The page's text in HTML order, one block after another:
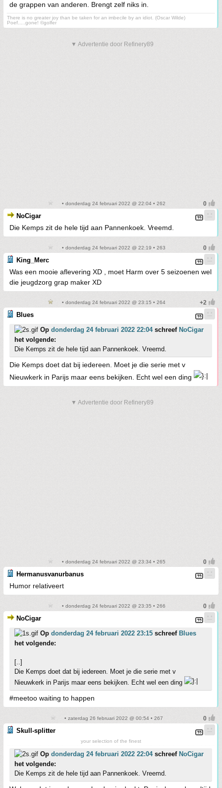
de grappen van anderen. Brengt zelf niks in.
There is no greater joy than be taken for an imbecile by an idiot. (Oscar Wilde)
Poef.....gone! ©golfer
▼ Advertentie door Refinery89
• donderdag 24 februari 2022 @ 22:04 • 262
NoCigar
Die Kemps zit de hele tijd aan Pannenkoek. Vreemd.
• donderdag 24 februari 2022 @ 22:19 • 263
King_Merc
Was een mooie aflevering XD , moet Harm over 5 seizoenen wel
die jeugdzorg grap maker XD
• donderdag 24 februari 2022 @ 23:15 • 264
Blues
Op donderdag 24 februari 2022 22:04schreef NoCigar
het volgende:
Die Kemps zit de hele tijd aan Pannenkoek. Vreemd.
Die Kemps doet dat bij iedereen. Moet je die serie met v
Nieuwkerk in Parijs maar eens bekijken. Echt wel een ding
▼ Advertentie door Refinery89
• donderdag 24 februari 2022 @ 23:34 • 265
Hermanusvanurbanus
Humor relativeert
• donderdag 24 februari 2022 @ 23:35 • 266
NoCigar
Op donderdag 24 februari 2022 23:15 schreef Blues
het volgende:
[..]
Die Kemps doet dat bij iedereen. Moet je die serie met v
Nieuwkerk in Parijs maar eens bekijken. Echt wel een ding
#meetoo waiting to happen
• zaterdag 26 februari 2022 @ 00:54 • 267
Skull-splitter
your selection of the finest
Op donderdag 24 februari 2022 22:04schreef NoCigar
het volgende:
Die Kemps zit de hele tijd aan Pannenkoek. Vreemd.